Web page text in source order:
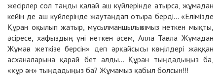
жесірлер сол таңды қалай аш күйлерінде атырса, жұмадан
кейін де аш күйлерінде жаутаңдап отыра берді… «Елімізде
Құран оқылып жатыр, мұсылманшылығымыз неткен мықты,
әсіресе, хафыздың үні неткен әсем, Алла Тағала Жұмадан
Жұмаға жеткізе берсін» деп әрқайсысы көңілдері жаққан
асханаларына қарай бет алды… Құран тыңдадыңыз ба,
«құр ән» тыңдадыңыз ба? Жұмамыз қабыл болсын!!!